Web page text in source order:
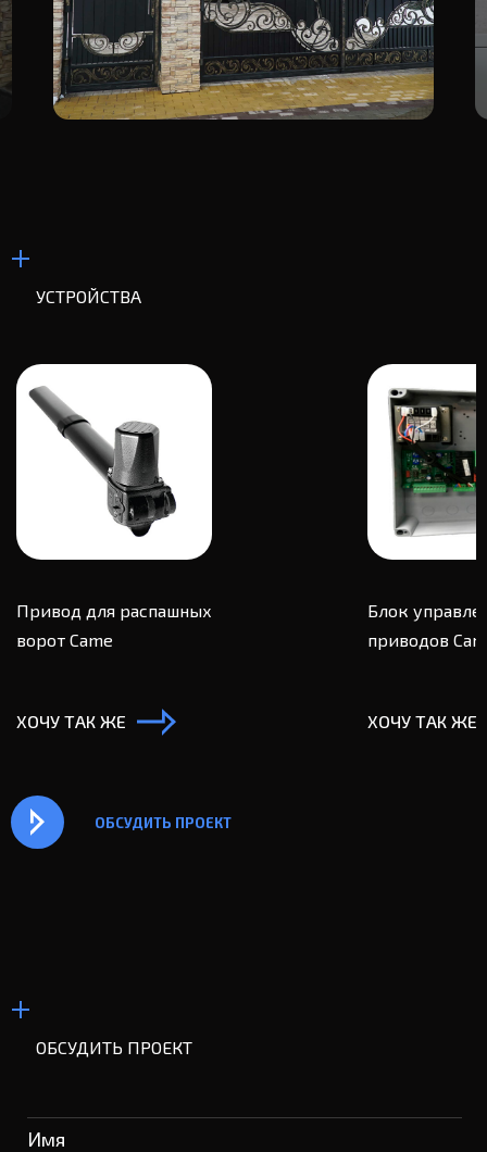
УСТРОЙСТВА
Привод для распашных
ворот Came
ХОЧУ ТАК ЖЕ
Блок
приводов
ХОЧУ ТАК ЖЕ
ОБСУДИТЬ ПРОЕКТ
ОБСУДИТЬ ПРОЕКТ
Имя